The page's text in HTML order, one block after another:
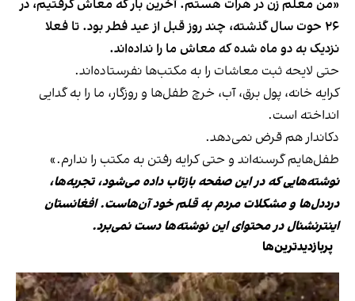
«من معلم زن در هرات هستم. آخرین بار که معاش گرفتیم، در
۲۶ حوت سال گذشته، چند روز قبل از عید فطر بود. تا فعلا
نزدیک به دو ماه شده که معاش ما را نداده‌اند.
حتی لایحه ثبت معاشات را به مکتب‌ها نفرستاده‌اند.
کرایه خانه، پول برق، آب، خرچ طفل‌ها و روزگار، ما را به گدایی
انداخته است.
دکاندار هم قرض نمی‌دهد.
طفل‌هایم گرسنه‌اند و حتی کرایه رفتن به مکتب را ندارم.»
نوشته‌هایی که در این صفحه بازتاب داده می‌شود، تجربه‌ها،
درددل‌ها و مشکلات مردم به قلم خود آن‌هاست. افغانستان
اینترنشنال در محتوای این نوشته‌ها دست نمی‌برد.
پربازدیدترین‌ها